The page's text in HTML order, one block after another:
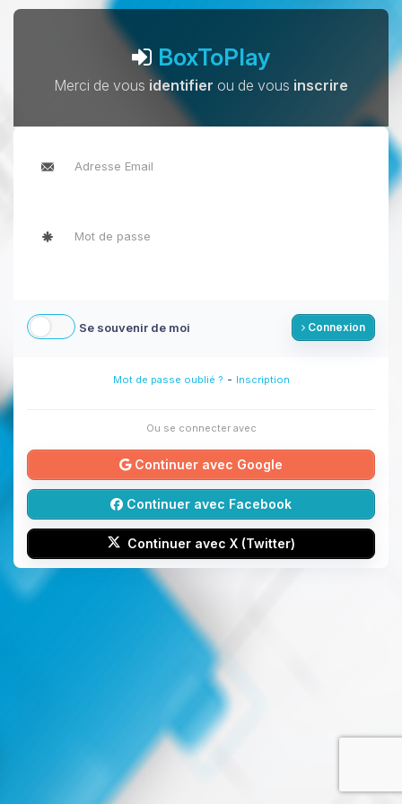
BoxToPlay
Merci de vous identifier ou de vous inscrire
Se souvenir de moi Connexion
Mot de passe oublié ? - Inscription
Ou se connecter avec
Continuer avec Google
Continuer avec Facebook
Continuer avec X (Twitter)